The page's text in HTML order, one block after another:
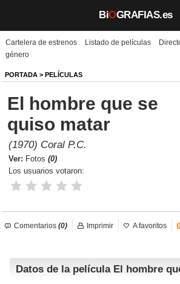
BiOGRAFIAS.es
Biografías
Películas
TV
Música
Un día como hoy
Videos
Iniciar sesión
Cartelera de estrenos Listado de películas
género
PORTADA > PELÍCULAS
El hombre que se
quiso matar
(1970) Coral P.C.
Ver: Fotos (0)
Los usuarios votaron:
Comentarios (0) Imprimir A favoritos
Datos de la película El hombre